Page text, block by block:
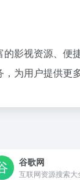
影视资源、便
为用户提供更
谷歌网
互联网资源搜索大